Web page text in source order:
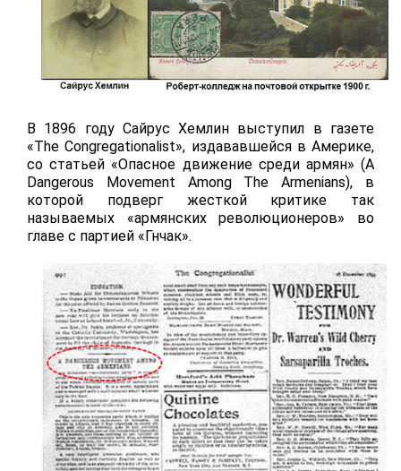
В 1896 году Сайрус Хемлин выступил в газете
«The Congregationalist», издававшейся в Америке,
со статьей «Опасное движение среди армян» (A
Dangerous
Movement Among The Armenians), в
которой подверг жесткой критике так
называемых «армянских революционеров» во
главе с партией «Гнчак».